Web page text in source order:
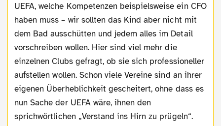
UEFA, welche Kompetenzen beispielsweise ein CFO
haben muss – wir sollten das Kind aber nicht mit
dem Bad ausschütten und jedem alles im Detail
vorschreiben wollen. Hier sind viel mehr die
einzelnen Clubs gefragt, ob sie sich professioneller
aufstellen wollen. Schon viele Vereine sind an ihrer
eigenen Überheblichkeit gescheitert, ohne dass es
nun Sache der UEFA wäre, ihnen den
sprichwörtlichen „Verstand ins Hirn zu prügeln“.